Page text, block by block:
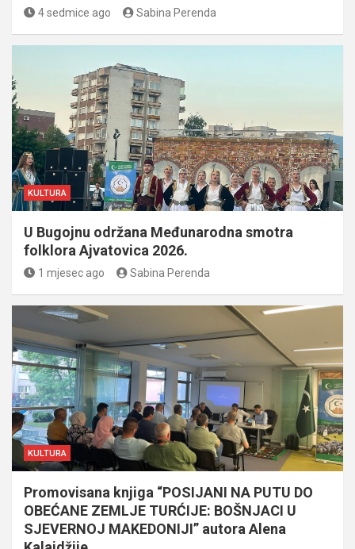
4 sedmice ago Sabina Perenda
KULTURA
U Bugojnu održana Međunarodna smotra
folklora Ajvatovica 2026.
1 mjesec ago Sabina Perenda
KULTURA
Promovisana knjiga “POSIJANI NA PUTU DO
OBEĆANE ZEMLJE TURĆIJE: BOŠNJACI U
SJEVERNOJ MAKEDONIJI” autora Alena